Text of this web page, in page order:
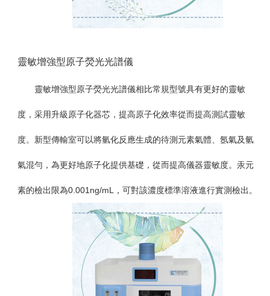
靈敏增強型原子熒光光譜儀
靈敏增強型原子熒光光譜儀相比常規型號具有更好的靈敏
度， 采用升級原子化器芯，提高原子化效率從而提高測試靈敏
度。 新型傳輸室可以將氫化反應生成的待測元素氣體、氬氣及氫
氣混勻，為更好地原子化提供基礎，從而提高儀器靈敏度。 汞元
素的檢出限為0.001ng/mL ，可對該濃度標準溶液進行實測檢出。